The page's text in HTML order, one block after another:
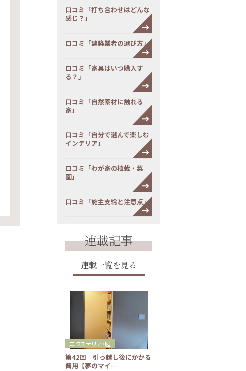
口コミ「打ち合わせはどんな
感じ？」
口コミ「建築業者の選び方」
口コミ「家具はいつ購入す
る？」
口コミ「自然素材に触れる
家」
口コミ「自分で選んで楽しむ
インテリア」
口コミ「わが家の植栽・菜
園」
口コミ「施主支給と注意点」
連載記事
連載一覧を見る
第42回 引っ越し後にかかる
費用【夢のマイ…
エクステリア・庭